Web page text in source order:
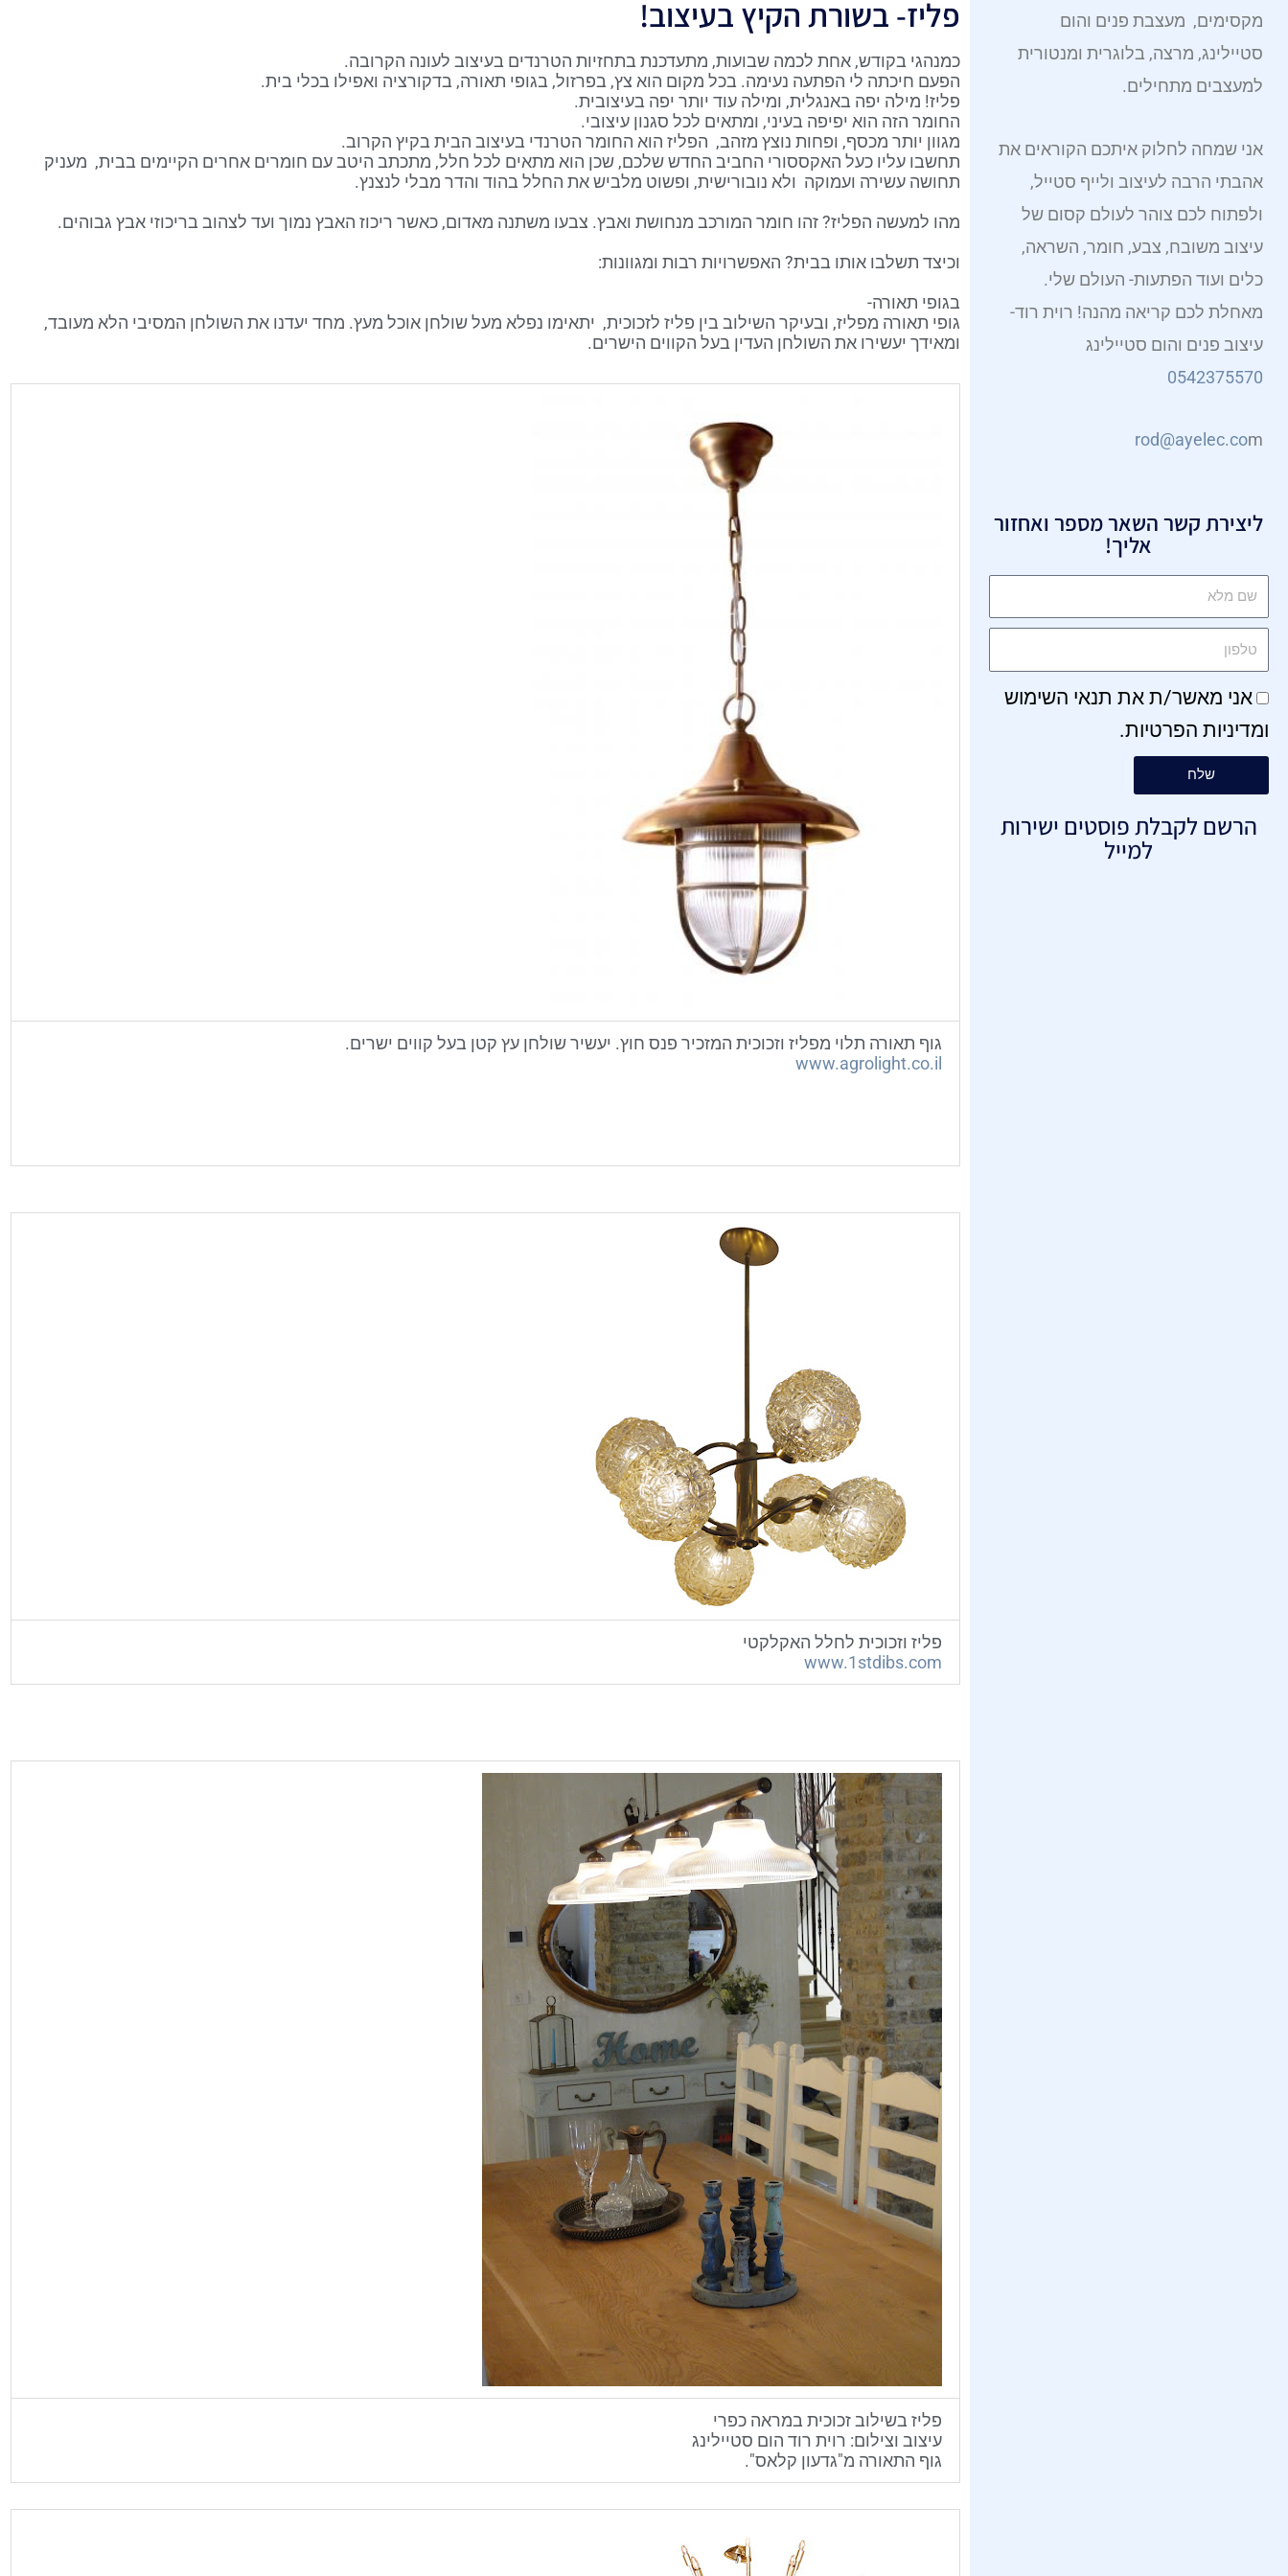
o
k
r
a
p
p
e
s
e
מקסימים, מעצבת פנים והום
סטיילינג, מרצה, בלוגרית ומנטורית
למעצבים מתחילים.
אני שמחה לחלוק איתכם הקוראים את
אהבתי הרבה לעיצוב ולייף סטייל,
ולפתוח לכם צוהר לעולם קסום של
עיצוב משובח, צבע, חומר, השראה,
כלים ועוד הפתעות- העולם שלי.
מאחלת לכם קריאה מהנה! רוית רוד-
עיצוב פנים והום סטיילינג
0542375570
rod@ayelec.com
ליצירת קשר השאר מספר ואחזור
אליך!
אני מאשר/ת את תנאי השימוש
ומדיניות הפרטיות.
שלח
הרשם לקבלת פוסטים ישירות
למייל
פליז- בשורת הקיץ בעיצוב!
כמנהגי בקודש, אחת לכמה שבועות, מתעדכנת בתחזיות הטרנדים בעיצוב לעונה הקרובה.
הפעם חיכתה לי הפתעה נעימה. בכל מקום הוא צץ, בפרזול, בגופי תאורה, בדקורציה ואפילו בכלי בית.
פליז! מילה יפה באנגלית, ומילה עוד יותר יפה בעיצובית.
החומר הזה הוא יפיפה בעיני, ומתאים לכל סגנון עיצובי.
מגוון יותר מכסף, ופחות נוצץ מזהב, הפליז הוא החומר הטרנדי בעיצוב הבית בקיץ הקרוב.
תחשבו עליו כעל האקססורי החביב החדש שלכם, שכן הוא מתאים לכל חלל, מתכתב היטב עם חומרים אחרים הקיימים בבית, מעניק
תחושה עשירה ועמוקה ולא נובורישית, ופשוט מלביש את החלל בהוד והדר מבלי לנצנץ.
מהו למעשה הפליז? זהו חומר המורכב מנחושת ואבץ. צבעו משתנה מאדום, כאשר ריכוז האבץ נמוך ועד לצהוב בריכוזי אבץ גבוהים.
וכיצד תשלבו אותו בבית? האפשרויות רבות ומגוונות:
בגופי תאורה-
גופי תאורה מפליז, ובעיקר השילוב בין פליז לזכוכית, יתאימו נפלא מעל שולחן אוכל מעץ. מחד יעדנו את השולחן המסיבי הלא מעובד,
ומאידך יעשירו את השולחן העדין בעל הקווים הישרים.
גוף תאורה תלוי מפליז וזכוכית המזכיר פנס חוץ. יעשיר שולחן עץ קטן בעל קווים ישרים.
www.agrolight.co.il
פליז וזכוכית לחלל האקלקטי
www.1stdibs.com
פליז בשילוב זכוכית במראה כפרי
עיצוב וצילום: רוית רוד הום סטיילינג
גוף התאורה מ"גדעון קלאס".